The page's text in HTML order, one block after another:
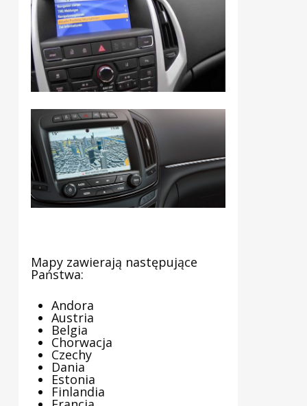
Mapy zawierają następujące
Państwa:
Andora
Austria
Belgia
Chorwacja
Czechy
Dania
Estonia
Finlandia